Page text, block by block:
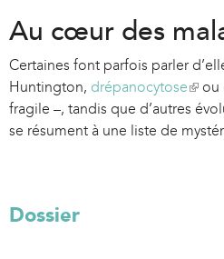
Au cœur des
Certaines font parfois parler
Huntington, drépanocytose(
l
i
ou
fragile –, tandis que d’autres
se résument à une liste de
Dossier